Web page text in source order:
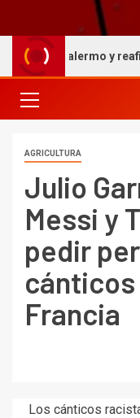
Palermo y reafirmó su
AGRICULTURA
Julio
Messi y
pedir
Francia
Los cánticos